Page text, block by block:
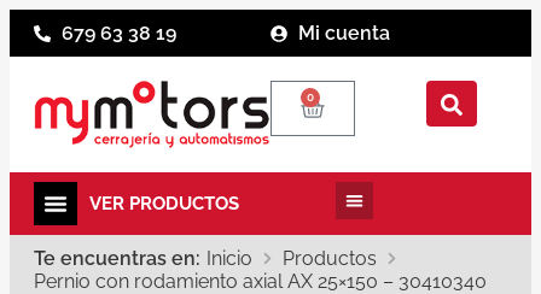
679 63 38 19 Mi cuenta
0
Te encuentras en: Inicio
Productos
Pernio con rodamiento axial AX 25×150 – 30410340